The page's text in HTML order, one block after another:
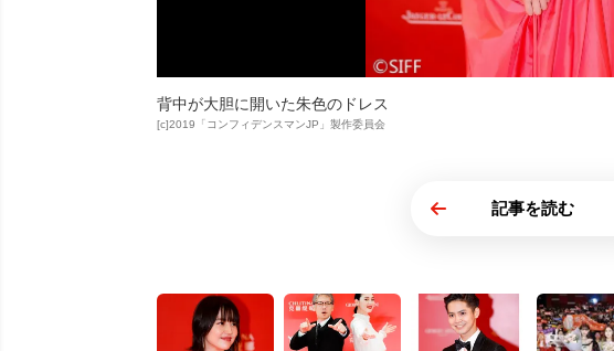
背中が大胆に開いた朱色のドレス
[c]2019「コンフィデンスマンJP」製作委員会
記事を読む